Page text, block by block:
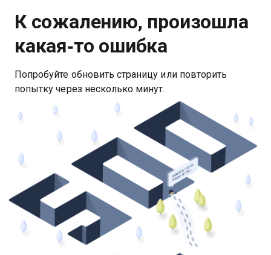
К сожалению, произошла
какая‑то ошибка
Попробуйте обновить страницу или повторить
попытку через несколько минут.